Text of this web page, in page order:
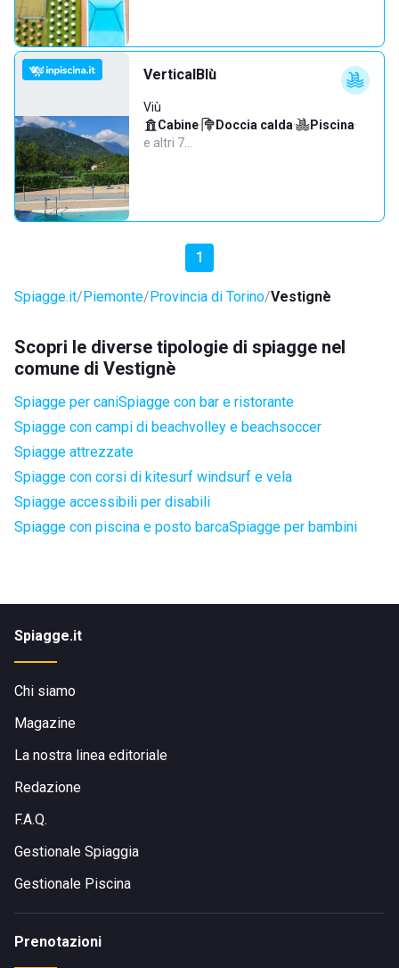
VerticalBlù
Viù
Cabine· Doccia calda· Piscina·
e altri 7…
1
Spiagge.it Piemonte Provincia di Torino Vestignè
Scopri le diverse tipologie di spiagge nel
comune di Vestignè
Spiagge per caniSpiagge con bar e ristorante
Spiagge con campi di beachvolley e beachsoccer
Spiagge attrezzate
Spiagge con corsi di kitesurf windsurf e vela
Spiagge accessibili per disabili
Spiagge con piscina e posto barcaSpiagge per bambini
Spiagge.it
Chi siamo
Magazine
La nostra linea editoriale
Redazione
F.A.Q.
Gestionale Spiaggia
Gestionale Piscina
Prenotazioni